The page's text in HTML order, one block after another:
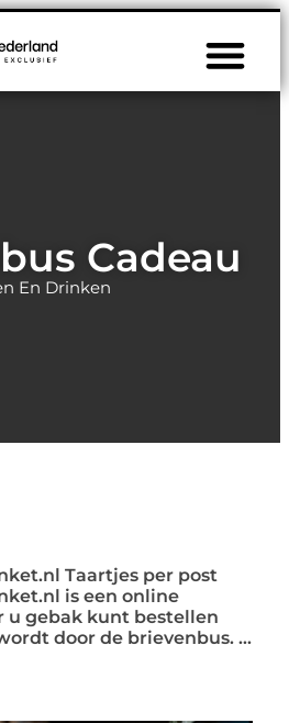
Cadeau
En Drinken
Taartjes per post
is een online
u gebak kunt bestellen
door de brievenbus. ...